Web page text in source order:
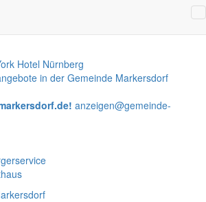
Hotel Nürnberg
anzeigen@gemeinde-